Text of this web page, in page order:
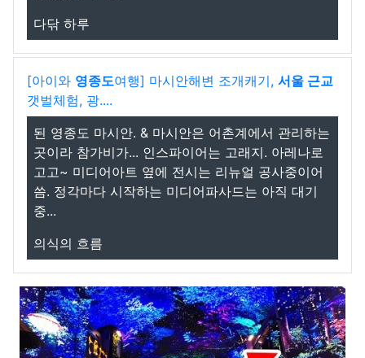
다닦 하루
[아이와 영종도여행] 마시안해변 조개캐기, 서울 근교
갯벌체험, 광....
된 영종도 마시안. & 마시안은 어촌계에서 관리하는
곳이라 참가비가... 인스파이어는 고래지. 아레나로
고고~ 미디어아트 옆에 전시는 리뉴얼 공사중이어
씀. 정각마다 시작하는 미디어파사드는 아직 대기
중...
의식의 흐름